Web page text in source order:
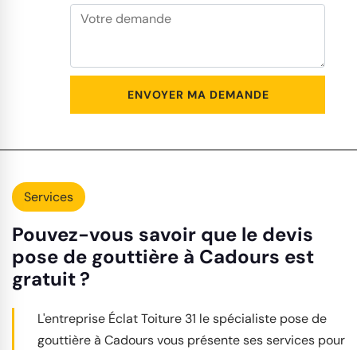
Services
Pouvez-vous savoir que le devis
pose de gouttière à Cadours est
gratuit ?
L'entreprise Éclat Toiture 31 le spécialiste pose de
gouttière à Cadours vous présente ses services pour